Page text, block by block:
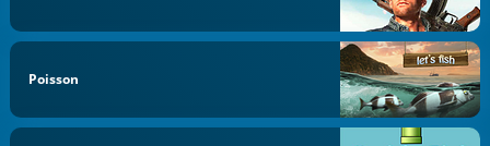
Poisson